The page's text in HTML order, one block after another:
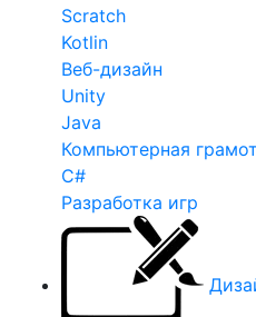
Scratch
Kotlin
Веб-дизайн
Unity
Java
Компьютерная
C#
Разработка игр